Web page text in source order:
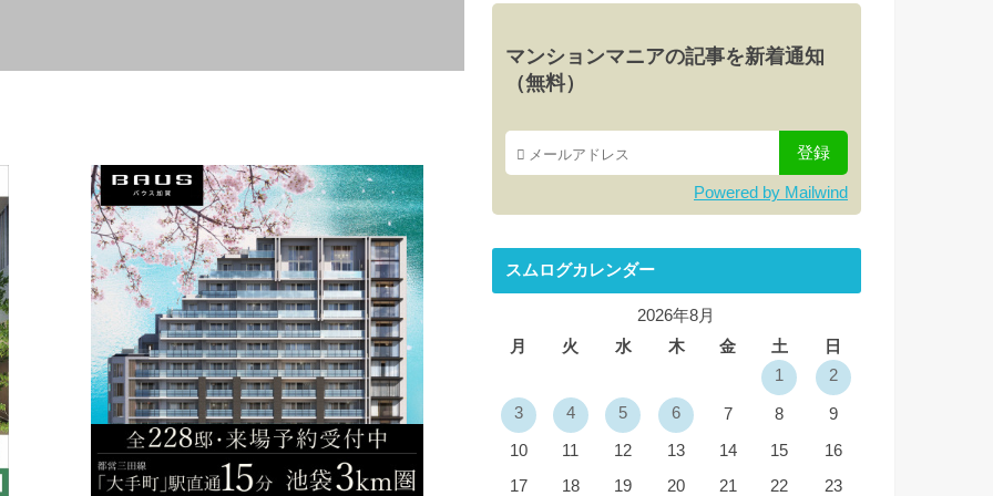
マンションマニアの記事を新着通知
（無料）
Powered by Mailwind
スムログカレンダー
2026年8月
月
火 水 木 金 土
日
1
2
3 4 5 6 7 8 9
10 11 12 13 14 15
16
17
18 19 20 21 22 23